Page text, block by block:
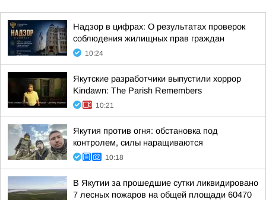
Надзор в цифрах: О результатах проверок
соблюдения жилищных прав граждан
10:24
Якутские разработчики выпустили хоррор
Kindawn: The Parish Remembers
10:21
Якутия против огня: обстановка под
контролем, силы наращиваются
10:18
В Якутии за прошедшие сутки ликвидировано
7 лесных пожаров на общей площади 60470